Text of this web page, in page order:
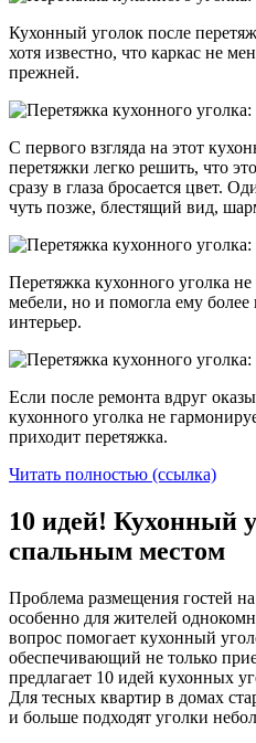
Кухонный уголок после
хотя известно, что каркас не
прежней.
С первого взгляда на этот
перетяжки легко решить, что
сразу в глаза бросается цвет.
чуть позже, блестящий вид,
Перетяжка кухонного уголка
мебели, но и помогла ему более
интерьер.
Если после ремонта вдруг
кухонного уголка не
приходит перетяжка.
Читать полностью (ссылка)
10 идей! Кухонный
спальным местом
Проблема размещения гостей
особенно для жителей
вопрос помогает кухонный
обеспечивающий не только
предлагает 10 идей кухонных
Для тесных квартир в домах
и больше подходят уголки